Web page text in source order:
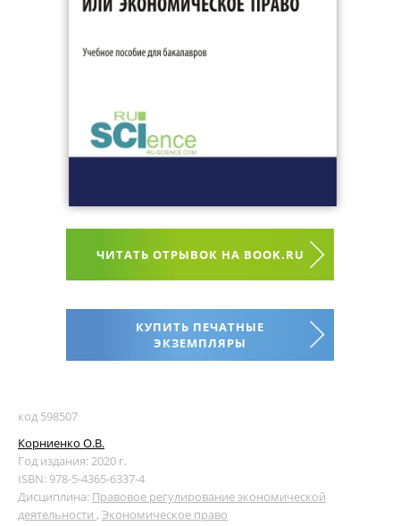
ЧИТАТЬ ОТРЫВОК НА BOOK.RU
КУПИТЬ ПЕЧАТНЫЕ
ЭКЗЕМПЛЯРЫ
код 598507
Корниенко О.В.
Год издания: 2020 г.
ISBN: 978-5-4365-6337-4
Дисциплина: Правовое регулирование экономической
деятельности , Экономическое право